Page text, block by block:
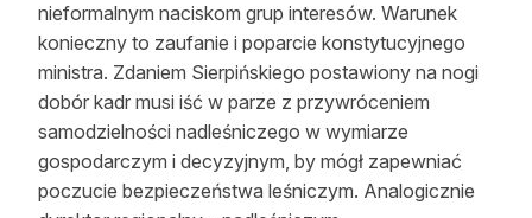
nieformalnym naciskom grup interesów. Warunek
konieczny to zaufanie i poparcie konstytucyjnego
ministra. Zdaniem Sierpińskiego postawiony na nogi
dobór kadr musi iść w parze z przywróceniem
samodzielności nadleśniczego w wymiarze
gospodarczym i decyzyjnym, by mógł zapewniać
poczucie bezpieczeństwa leśniczym. Analogicznie